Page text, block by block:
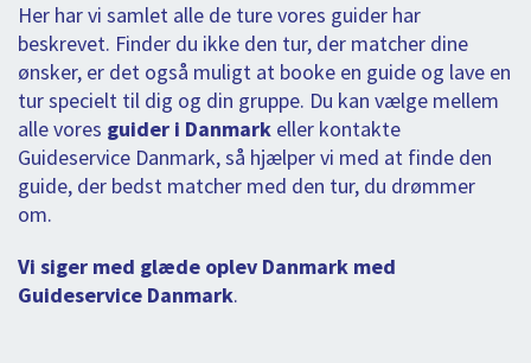
Her har vi samlet alle de ture vores guider har
beskrevet. Finder du ikke den tur, der matcher dine
ønsker, er det også muligt at booke en guide og lave en
tur specielt til dig og din gruppe. Du kan vælge mellem
alle vores guider i Danmark eller kontakte
Guideservice Danmark, så hjælper vi med at finde den
guide, der bedst matcher med den tur, du drømmer
om.
Vi siger med glæde oplev Danmark med
Guideservice Danmark.